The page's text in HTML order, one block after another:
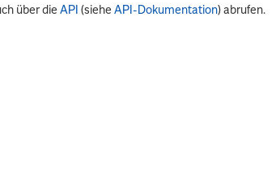
über dieAPI (sieheAPI-Dokumentation) abrufen.